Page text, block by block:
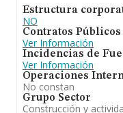
Estructura
NO
Contratos
Ver Información
Incidencias de
Ver Información
Operaciones
No constan
Grupo Sector
Construcción y